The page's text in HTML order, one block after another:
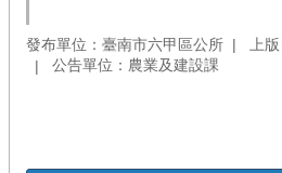
發布單位：臺南市六甲區公所
上
公告單位：農業及建設課